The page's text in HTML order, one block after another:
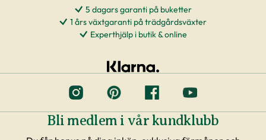
5 dagars garanti på buketter
1 års växtgaranti på trädgårdsväxter
Experthjälp i butik & online
Bli medlem i vår kundklubb